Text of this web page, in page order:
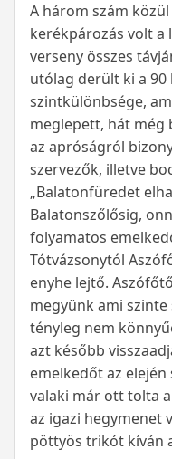
A három szám
kerékpározás volt a
verseny összes
utólag derült ki a 90
szintkülönbsége,
meglepett, hát még
az apróságról
szervezők, illetve
„Balatonfüredet
Balatonszőlősig,
folyamatos
Tótvázsonytól
enyhe lejtő.
megyünk ami
tényleg nem
azt később
emelkedőt az
valaki már ott tolta
az igazi hegymenet
pöttyös trikót kíván